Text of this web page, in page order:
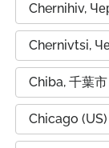
Chernihiv,
Chernivtsi,
Chiba, 千葉市
Chicago (US)